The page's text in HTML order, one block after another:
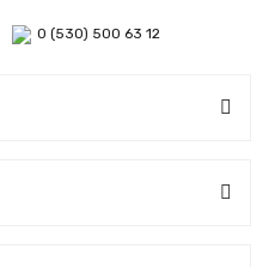
0 (530) 500 63 12